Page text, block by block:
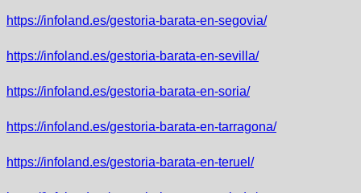
https://infoland.es/gestoria-barata-en-segovia/
https://infoland.es/gestoria-barata-en-sevilla/
https://infoland.es/gestoria-barata-en-soria/
https://infoland.es/gestoria-barata-en-tarragona/
https://infoland.es/gestoria-barata-en-teruel/